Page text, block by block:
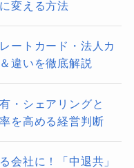
変える方法
ートカード・法人カ
違いを徹底解説
・シェアリングと
を高める経営判断
会社に！「中退共」